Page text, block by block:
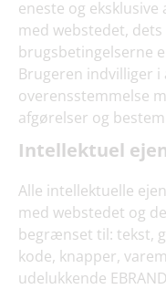
eneste og
med webstedet,
brugsbetingelserne
Brugeren indvilliger
overensstemmelse
afgørelser og
Intellektuel
Alle intellektuelle
med webstedet og
begrænset til: tekst,
kode, knapper,
udelukkende